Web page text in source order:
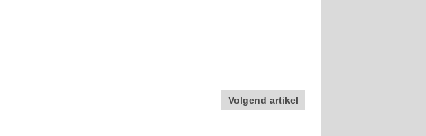
Volgend artikel